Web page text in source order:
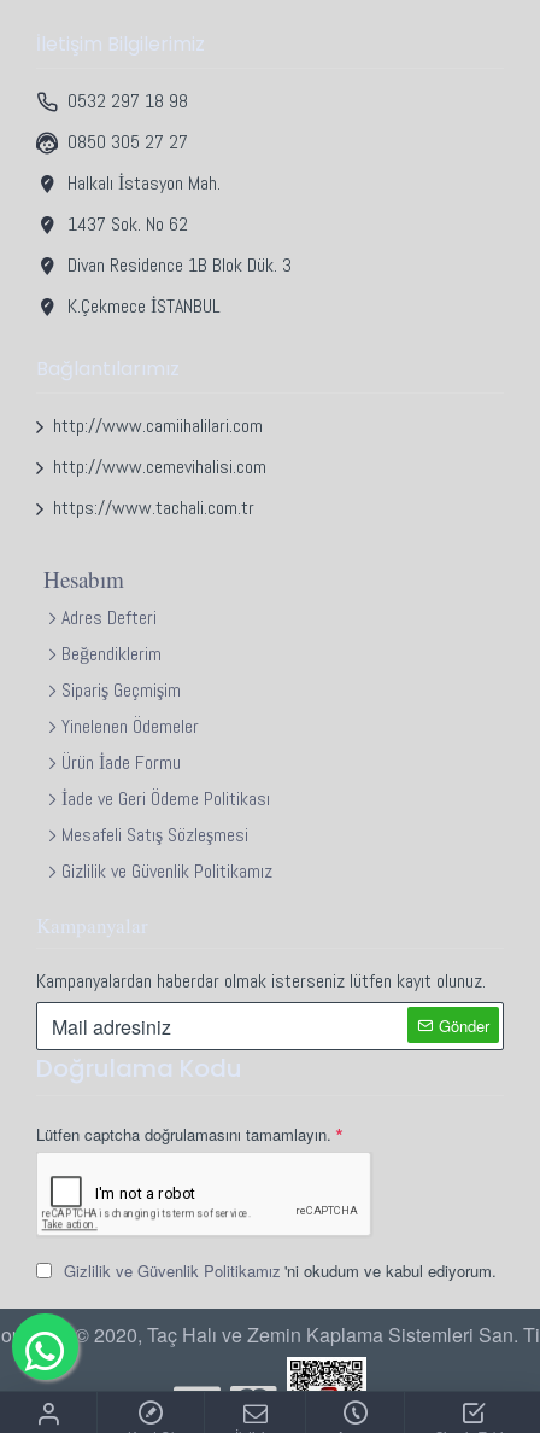
İletişim Bilgilerimiz
0532 297 18 98
0850 305 27 27
Halkalı İstasyon Mah.
1437 Sok. No 62
Divan Residence 1B Blok Dük. 3
K.Çekmece İSTANBUL
Bağlantılarımız
http://www.camiihalilari.com
http://www.cemevihalisi.com
https://www.tachali.com.tr
Hesabım
Adres Defteri
Beğendiklerim
Sipariş Geçmişim
Yinelenen Ödemeler
Ürün İade Formu
İade ve Geri Ödeme Politikası
Mesafeli Satış Sözleşmesi
Gizlilik ve Güvenlik Politikamız
Kampanyalar
Kampanyalardan haberdar olmak isterseniz lütfen kayıt olunuz.
Gönder
Doğrulama Kodu
Lütfen captcha doğrulamasını tamamlayın.
Gizlilik ve Güvenlik Politikamız 'ni okudum ve kabul ediyorum.
© 2020, Taç Halı ve Zemin Kaplama Sistemleri San.